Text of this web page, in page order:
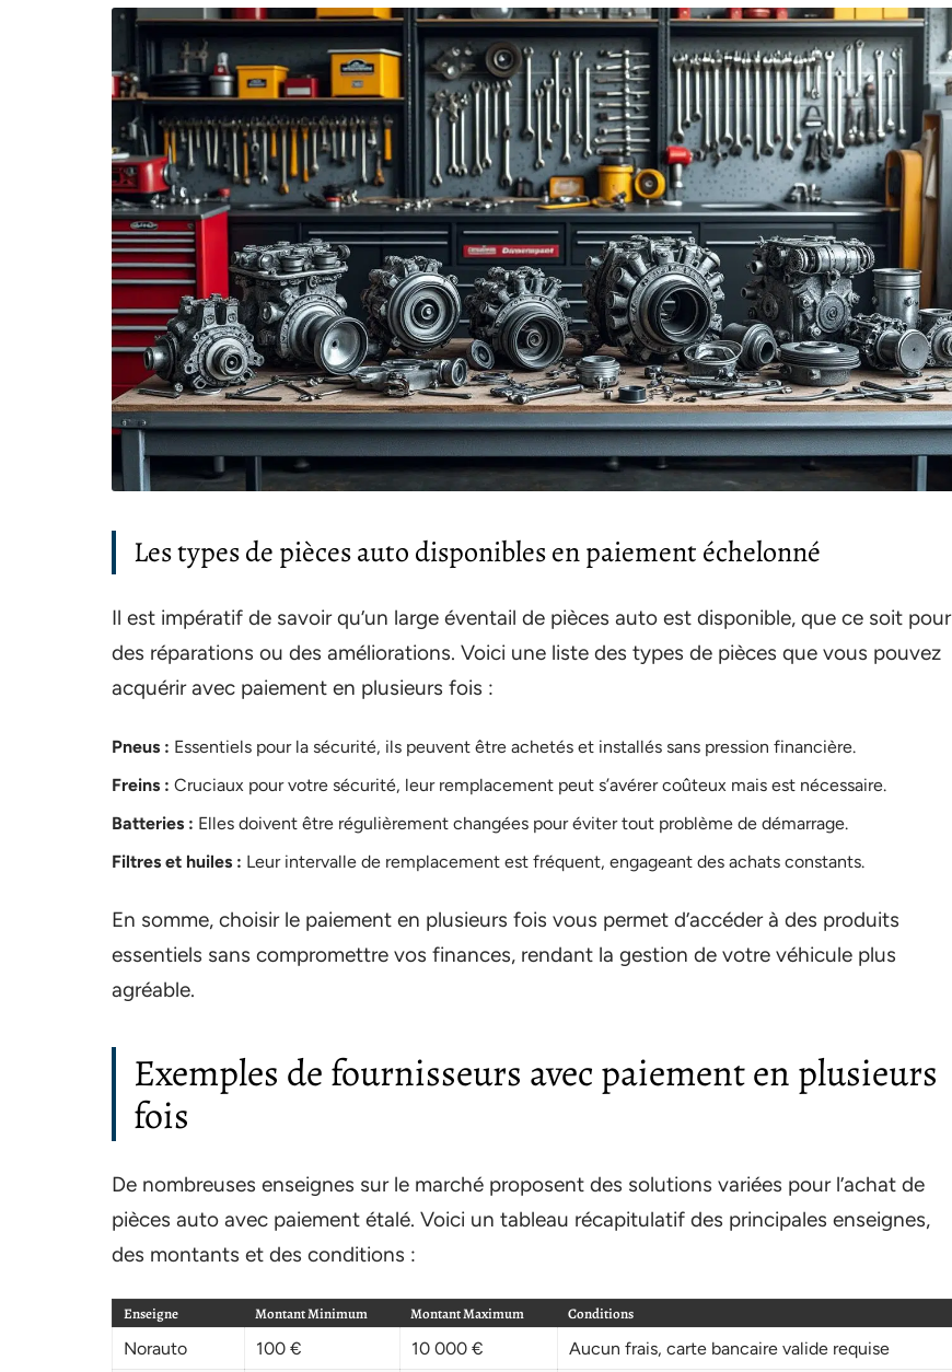
Les types de pièces auto disponibles en paiement échelonné
Il est impératif de savoir qu’un large éventail de pièces auto est disponible, que ce soit pour
des réparations ou des améliorations. Voici une liste des types de pièces que vous pouvez
acquérir avec paiement en plusieurs fois :
Pneus : Essentiels pour la sécurité, ils peuvent être achetés et installés sans pression financière.
Freins : Cruciaux pour votre sécurité, leur remplacement peut s’avérer coûteux mais est nécessaire.
Batteries : Elles doivent être régulièrement changées pour éviter tout problème de démarrage.
Filtres et huiles : Leur intervalle de remplacement est fréquent, engageant des achats constants.
En somme, choisir le paiement en plusieurs fois vous permet d’accéder à des produits
essentiels sans compromettre vos finances, rendant la gestion de votre véhicule plus
agréable.
Exemples de fournisseurs avec paiement en plusieurs
fois
De nombreuses enseignes sur le marché proposent des solutions variées pour l’achat de
pièces auto avec paiement étalé. Voici un tableau récapitulatif des principales enseignes,
des montants et des conditions :
Enseigne Montant Minimum Montant Maximum Conditions
Norauto 100 € 10 000 € Aucun frais, carte bancaire valide requise